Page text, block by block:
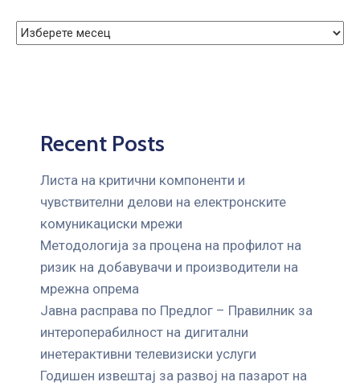
Recent Posts
Листа на критични компоненти и
чувствителни делови на електронските
комуникациски мрежи
Mетодологија за процена на профилот на
ризик на добавувачи и производители на
мрежна опрема
Јавна расправа по Предлог – Правилник за
интероперабилност на дигитални
инетерактивни телевизиски услуги
Годишен извештај за развој на пазарот на